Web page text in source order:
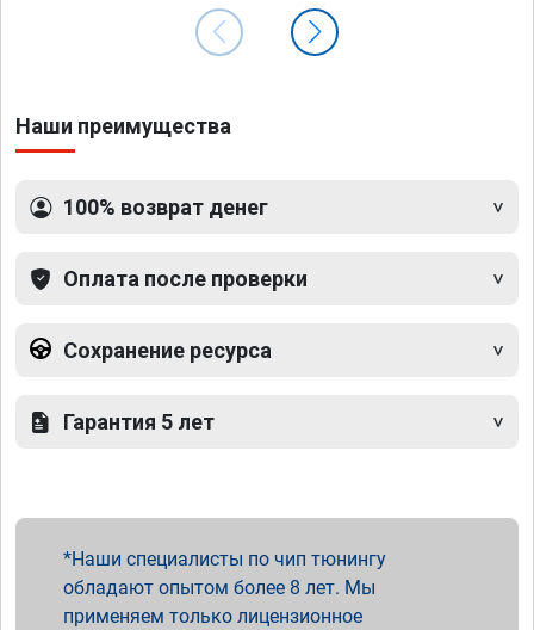
Наши преимущества
100% возврат денег
Оплата после проверки
Сохранение ресурса
Гарантия 5 лет
Наши специалисты по чип тюнингу
обладают опытом более 8 лет. Мы
применяем только лицензионное